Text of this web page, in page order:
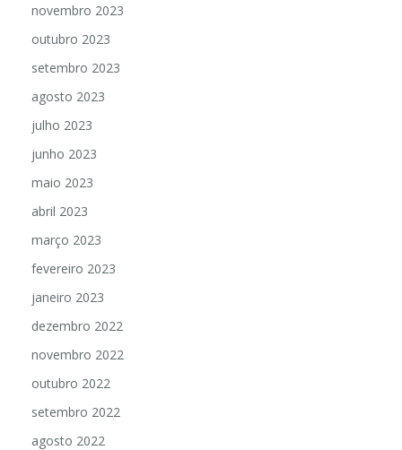
novembro 2023
outubro 2023
setembro 2023
agosto 2023
julho 2023
junho 2023
maio 2023
abril 2023
março 2023
fevereiro 2023
janeiro 2023
dezembro 2022
novembro 2022
outubro 2022
setembro 2022
agosto 2022